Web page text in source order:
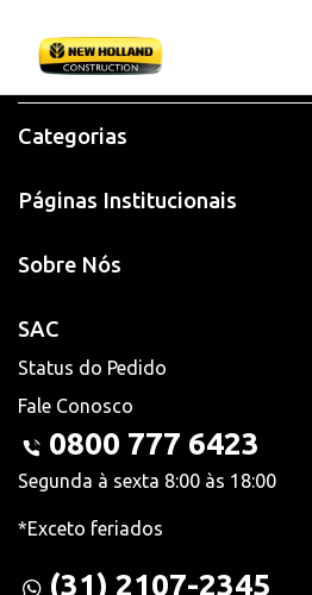
Categorias
Páginas Institucionais
Sobre Nós
SAC
Status do Pedido
Fale Conosco
0800 777 6423
Segunda à sexta 8:00 às 18:00
*Exceto feriados
(31) 2107-2345